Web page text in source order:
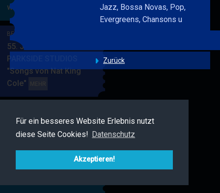
Für ein besseres Website Erlebnis nutzt
diese Seite Cookies! Datenschutz
Akzeptieren!
wunderbare Musik
BERRY
BLUE
BERRY BLUE & BAND
55. JAZZ Matinee in den
PARKSIDE STUDIOS
"Songs von Nat King
Cole"
MEHR
BAND
BERRY BLUE & FRIENDS
Live Jazz im MAMPF
&
Jazz, Bossa Novas, Pop,
Evergreens, Chansons u
Zurück